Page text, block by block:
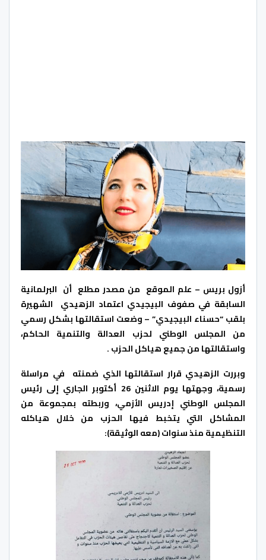
أزول بريس – علم الموقع من مصدر مطلع أن البرلمانية
السابقة في صفوف البيجيدي اعتماد الزهيدي الشهيرة
بلقب “حسناء البيجيدي” – وضعت استقالتها بشكل رسمي
من المجلس الوطني لحزب العدالة والتنمية الحاكم،
واستقالتها من جميع هياكل الحزب .
وبررت الزهيدي قرار استقالتها الذي ضمنته في مراسلة
رسمية، وجهتها يوم الاثنين 26 أكتوبر الجاري إلى رئيس
المجلس الوطني إدريس الأزمي، وربطته بمجموعة من
المشاكل التي يتخبط فيها الحزب من خلال هياكله
التنظيمية منذ سنوات (معه الوثيقة):